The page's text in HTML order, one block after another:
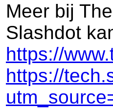
Meer bij
Slashdot
https://
https://